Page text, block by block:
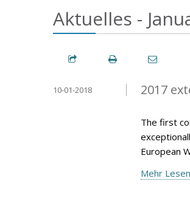
Aktuelles -
2017
10-01-2018
The first
European
Mehr Lesen